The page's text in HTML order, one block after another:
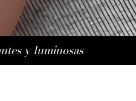
y luminosas